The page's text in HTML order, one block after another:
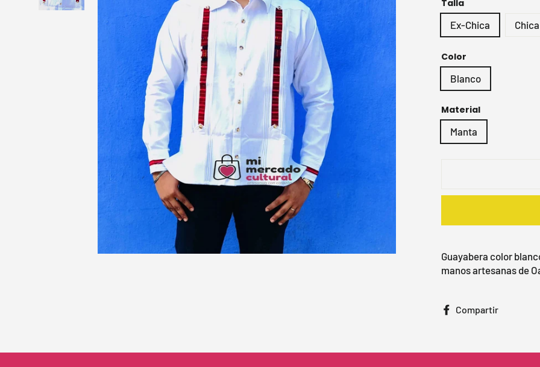
Talla
Ex-Chica
Chica
Color
Blanco
Material
Manta
Guayabera color
manos artesanas de
Compartir